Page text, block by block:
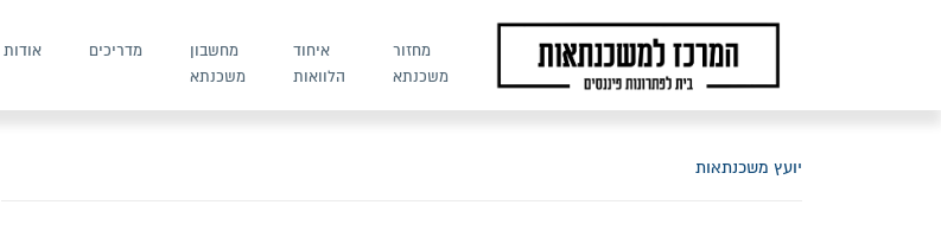
מחזור
משכנתא
איחוד
הלוואות
מחשבון
משכנתא
מדריכים אודות
יועץ משכנתאות